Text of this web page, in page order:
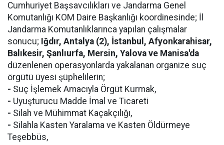
Cumhuriyet Başsavcılıkları ve Jandarma Genel
Komutanlığı KOM Daire Başkanlığı koordinesinde; İl
Jandarma Komutanlıklarınca yapılan çalışmalar
sonucu; Iğdır, Antalya (2), İstanbul, Afyonkarahisar,
Balıkesir, Şanlıurfa, Mersin, Yalova ve Manisa'da
düzenlenen operasyonlarda yakalanan organize suç
örgütü üyesi şüphelilerin;
- Suç İşlemek Amacıyla Örgüt Kurmak,
- Uyuşturucu Madde İmal ve Ticareti
- Silah ve Mühimmat Kaçakçılığı,
- Silahla Kasten Yaralama ve Kasten Öldürmeye
Teşebbüs,